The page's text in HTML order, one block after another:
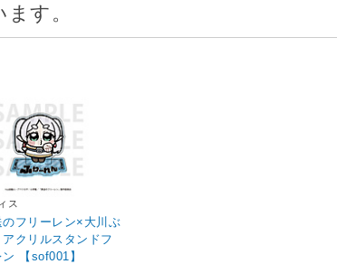
す。
ス
のフリーレン×大川ぶ
アクリルスタンドフ
ン 【sof001】